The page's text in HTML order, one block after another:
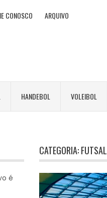
CONOSCO ARQUIVO
HANDEBOL VOLEIBOL
é
CATEGORIA:FUTSAL